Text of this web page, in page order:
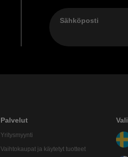
Sähköposti
Palvelut
Yritysmyynti
Vaihtokaupat ja käytetyt tuotteet